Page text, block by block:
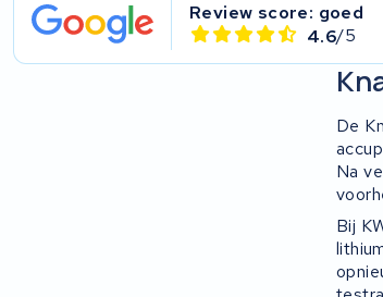
Review score: goed
4.6/5
De
Na
Bij